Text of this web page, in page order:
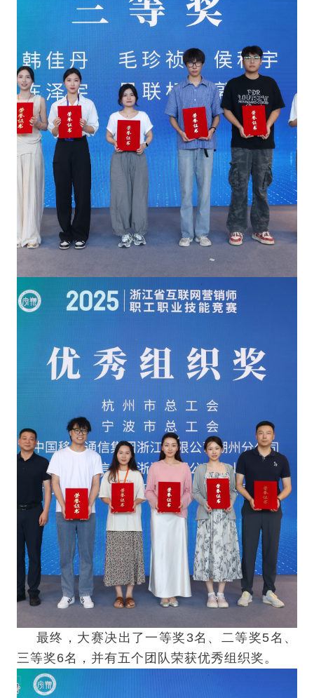
最终，大赛决出了一等奖3名、二等奖5名、
三等奖6名，并有五个团队荣获优秀组织奖。